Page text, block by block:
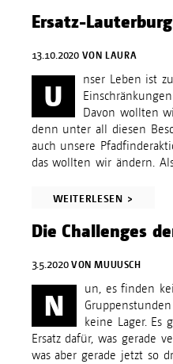
Ersatz-
13.10.2020 VON LAURA
U
nser Leben ist
Davon wollten
denn unter all diesen
auch unsere
das wollten wir ändern.
WEITERLESEN >
Die Challenges
3.5.2020 VON MUUUSCH
N
un, es finden
keine Lager. Es
Ersatz dafür, was gerade
was aber gerade jetzt so